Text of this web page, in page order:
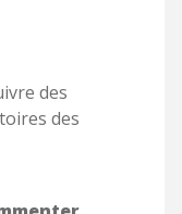
des
des